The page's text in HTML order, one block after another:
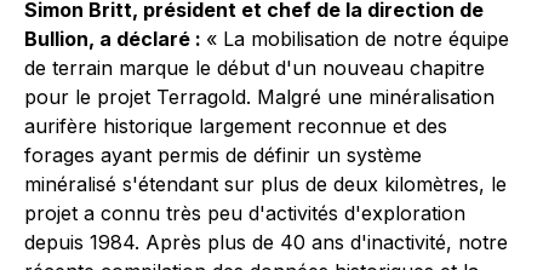
Simon Britt, président et chef de la direction de
Bullion, a déclaré : « La mobilisation de notre équipe
de terrain marque le début d'un nouveau chapitre
pour le projet Terragold. Malgré une minéralisation
aurifère historique largement reconnue et des
forages ayant permis de définir un système
minéralisé s'étendant sur plus de deux kilomètres, le
projet a connu très peu d'activités d'exploration
depuis 1984. Après plus de 40 ans d'inactivité, notre